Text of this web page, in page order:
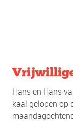
Hans en Hans
kaal gelopen op